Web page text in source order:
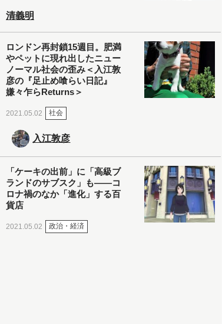
清義明
ロンドン再封鎖15週目。肥満
やペットに現れ出したニュー
ノーマル社会の歪み＜入江敦
彦の『足止め喰らい日記』
嫌々乍らReturns＞
2021.05.02 社会
入江敦彦
「ケーキの出前」に「高級ブ
ランドのサブスク」も――コ
ロナ禍のなか「進化」する百
貨店
2021.05.02 政治・経済